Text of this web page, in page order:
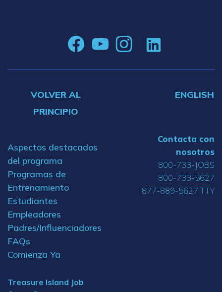
VOLVER AL
PRINCIPIO
ENGLISH
Aspectos destacados
del programa
Programas de
Entrenamiento
Estudiantes
Empleadores
Padres/Influenciadores
FAQs
Comienza Ya
Treasure Island Job
Contacta con
nosotros
800-733-JOBS
800-733-5627
877-889-5627 TTY